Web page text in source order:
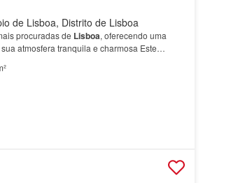
de Lisboa, Distrito de Lisboa
procuradas de Lisboa, oferecendo uma
atmosfera tranquila e charmosa Este
está localizado precisamente ne…